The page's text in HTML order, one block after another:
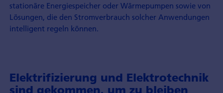
stationäre Energiespeicher oder Wärmepumpen sowie von
Lösungen, die den Stromverbrauch solcher Anwendungen
intelligent regeln können.
Elektrifizierung und Elektrotechnik
sind gekommen, um zu bleiben